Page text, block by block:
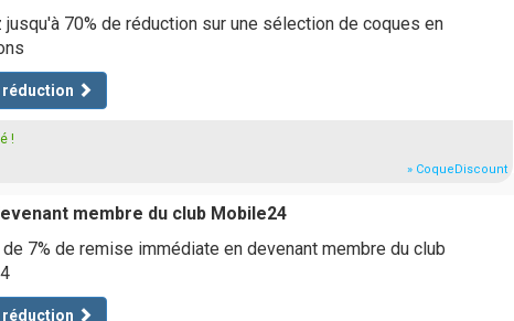
jusqu'à 70% de réduction sur une sélection de coques en
réduction
!
» CoqueDiscount
membre du club Mobile24
7% de remise immédiate en devenant membre du club
réduction